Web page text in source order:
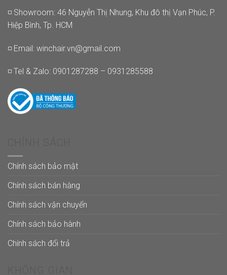
◽ Showroom: 46 Nguyễn Thị Nhung, Khu đô thị Vạn Phúc, P.
Hiệp Bình, Tp. HCM
◽ Email: winchair.vn@gmail.com
◽ Tel & Zalo: 0901287288 – 0931285588
Chính sách bảo mật
Chính sách bán hàng
Chính sách vận chuyển
Chính sách bảo hành
Chính sách đổi trả